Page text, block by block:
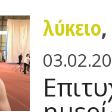
λύκειο,